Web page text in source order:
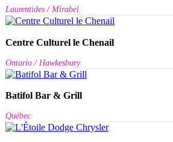
Laurentides / Mirabel
Centre Culturel le Chenail
Ontario / Hawkesbury
Batifol Bar & Grill
Québec